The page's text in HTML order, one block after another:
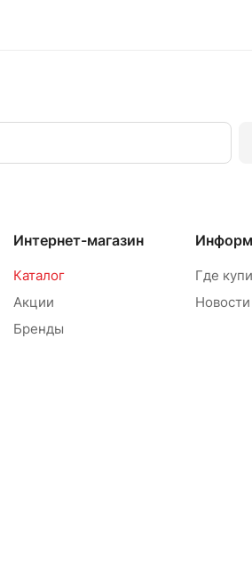
Интернет-магазин
Каталог
Акции
Бренды
Где
Новости